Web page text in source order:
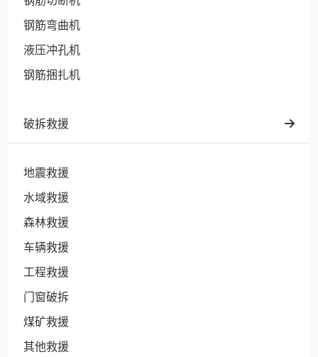
钢筋弯曲机
液压冲孔机
钢筋捆扎机
破拆救援
地震救援
水域救援
森林救援
车辆救援
工程救援
门窗破拆
煤矿救援
其他救援